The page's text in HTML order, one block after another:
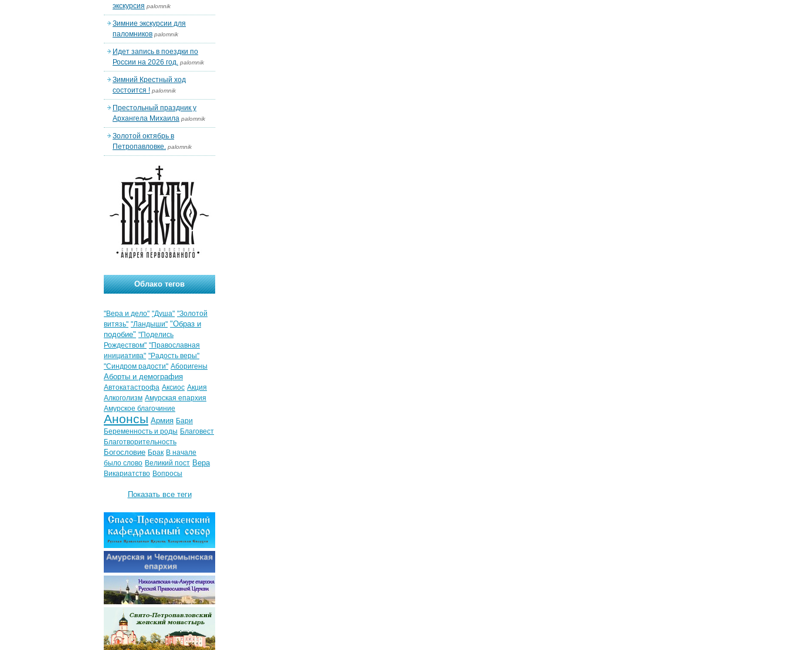
экскурсия palomnik
Зимние экскурсии для
паломников palomnik
Идет запись в поездки по
России на 2026 год. palomnik
Зимний Крестный ход
состоится ! palomnik
Престольный праздник у
Архангела Михаила palomnik
Золотой октябрь в
Петропавловке. palomnik
Облако тегов
"Вера и дело" "Душа" "Золотой
витязь" "Ландыши" "Образ и
подобие" "Поделись
Рождеством" "Православная
инициатива" "Радость веры"
"Синдром радости" Аборигены
Аборты и демография
Автокатастрофа Аксиос Акция
Алкоголизм Амурская епархия
Амурское благочиние
Анонсы Армия Бари
Беременность и роды Благовест
Благотворительность
Богословие Брак В начале
было слово Великий пост Вера
Викариатство Вопросы
Показать все теги